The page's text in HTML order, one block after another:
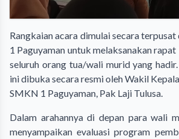
​Rangkaian acara dimulai secara
1 Paguyaman untuk melaksanakan
seluruh orang tua/wali murid yang
ini dibuka secara resmi oleh Wakil
SMKN 1 Paguyaman, Pak Laji Tulusa.
​Dalam arahannya di depan para wali
menyampaikan evaluasi program